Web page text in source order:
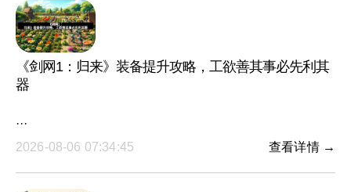
《剑网1：归来》装备提升攻略，工欲善其事必先利其
器
···
2026-08-06 07:34:45
查看详情 →